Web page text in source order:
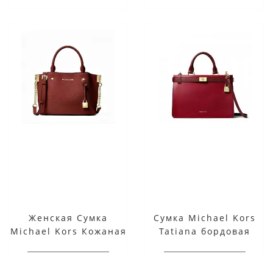
Женская Сумка
Michael Kors Кожаная
Сумка Michael Kors
Tatiana бордовая